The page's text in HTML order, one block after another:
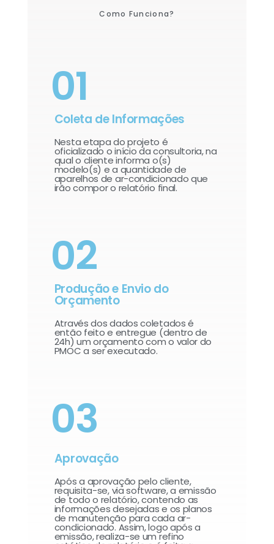
Como Funciona?
01
Coleta de Informações
Nesta etapa do projeto é
oficializado o início da consultoria, na
qual o cliente informa o(s)
modelo(s) e a quantidade de
aparelhos de ar-condicionado que
irão compor o relatório final.​
02
Produção e Envio do
Orçamento
Através dos dados coletados é
então feito e entregue (dentro de
24h) um orçamento com o valor do
PMOC a ser executado.
03
Aprovação
Após a aprovação pelo cliente,
requisita-se, via software, a emissão
de todo o relatório, contendo as
informações desejadas e os planos
de manutenção para cada ar-
condicionado. Assim, logo após a
emissão, realiza-se um refino